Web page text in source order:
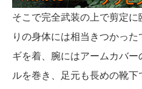
そこで完全武装の上で剪定
りの身体には相当きつかっ
ギを着、腕にはアームカバ
ルを巻き、足元も長めの靴